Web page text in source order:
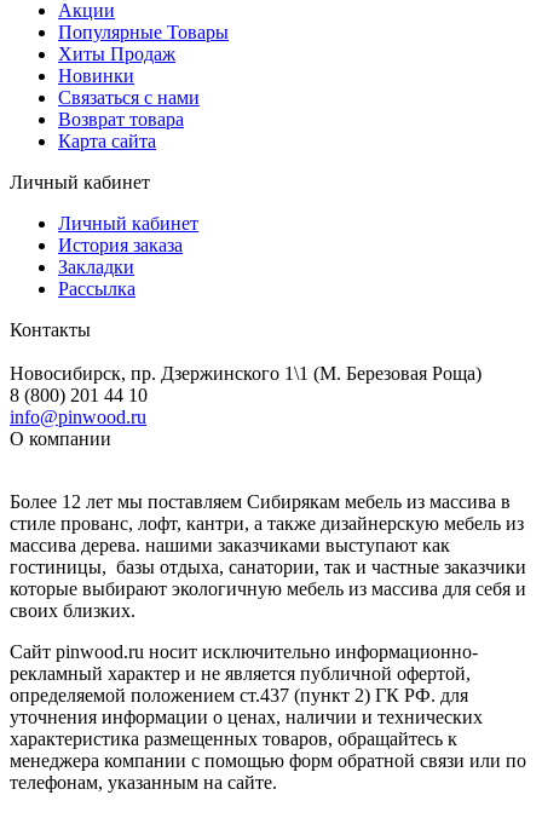
Акции
Популярные Товары
Хиты Продаж
Новинки
Связаться с нами
Возврат товара
Карта сайта
Личный кабинет
Личный кабинет
История заказа
Закладки
Рассылка
Контакты
Новосибирск, пр. Дзержинского 1\1 (М. Березовая Роща)
8 (800) 201 44 10
info@pinwood.ru
О компании
Более 12 лет мы поставляем Сибирякам мебель из массива в
стиле прованс, лофт, кантри, а также дизайнерскую мебель из
массива дерева. нашими заказчиками выступают как
гостиницы, базы отдыха, санатории, так и частные заказчики
которые выбирают экологичную мебель из массива для себя и
своих близких.
Сайт pinwood.ru носит исключительно информационно-
рекламный характер и не является публичной офертой,
определяемой положением ст.437 (пункт 2) ГК РФ. для
уточнения информации о ценах, наличии и технических
характеристика размещенных товаров, обращайтесь к
менеджера компании с помощью форм обратной связи или по
телефонам, указанным на сайте.